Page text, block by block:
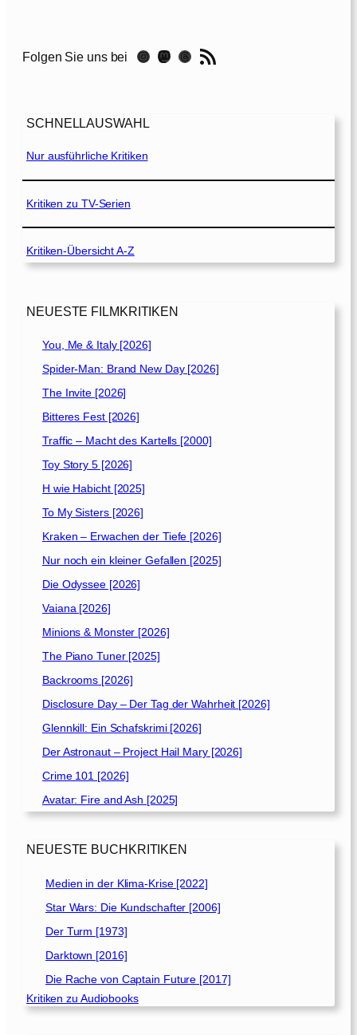
G
h
o
r
e
n
[
9
7
Folgen Sie uns bei Instagram Mastodon Threads RSS-Feed
SCHNELLAUSWAHL
Nur ausführliche Kritiken
Kritiken zu TV-Serien
Kritiken-Übersicht A-Z
NEUESTE FILMKRITIKEN
You, Me & Italy [2026]
Spider-Man: Brand New Day [2026]
The Invite [2026]
Bitteres Fest [2026]
Traffic – Macht des Kartells [2000]
Toy Story 5 [2026]
H wie Habicht [2025]
To My Sisters [2026]
Kraken – Erwachen der Tiefe [2026]
Nur noch ein kleiner Gefallen [2025]
Die Odyssee [2026]
Vaiana [2026]
Minions & Monster [2026]
The Piano Tuner [2025]
Backrooms [2026]
Disclosure Day – Der Tag der Wahrheit [2026]
Glennkill: Ein Schafskrimi [2026]
Der Astronaut – Project Hail Mary [2026]
Crime 101 [2026]
Avatar: Fire and Ash [2025]
NEUESTE BUCHKRITIKEN
Medien in der Klima-Krise [2022]
Star Wars: Die Kundschafter [2006]
Der Turm [1973]
Darktown [2016]
Die Rache von Captain Future [2017]
Kritiken zu Audiobooks